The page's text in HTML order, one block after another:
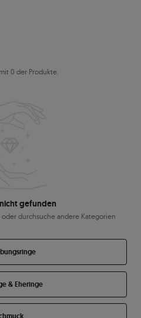
0 der Produkte.
gefunden
durchsuche andere Kategorien
& Eheringe